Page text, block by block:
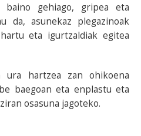
gehiago, gripea eta
da, asunekaz plegazinoak
eta igurtzaldiak egitea
ura hartzea zan ohikoena
baegoan eta enplastu eta
osasuna jagoteko.